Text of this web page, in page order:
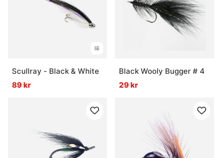
Scullray - Black & White
89 kr
Black Wooly Bugger # 4
29 kr